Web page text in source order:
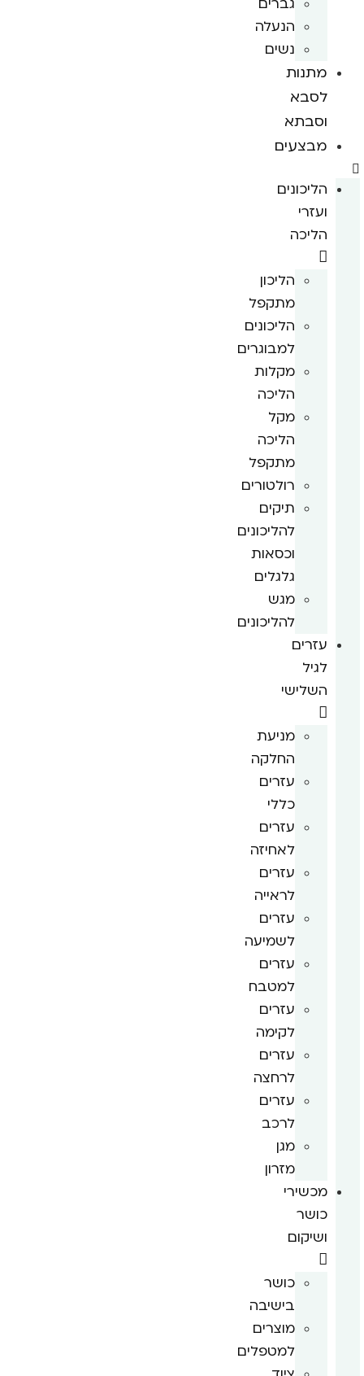
הנעלה
נשים
מתנות
לסבא
וסבתא
מבצעים
הליכונים
ועזרי
הליכה
הליכון
מתקפל
הליכונים
למבוגרים
מקלות
הליכה
מקל
הליכה
מתקפל
רולטורים
תיקים
להליכונים
וכסאות
גלגלים
מגש
להליכונים
עזרים
לגיל
השלישי
מניעת
החלקה
עזרים
כללי
עזרים
לאחיזה
עזרים
לראייה
עזרים
לשמיעה
עזרים
למטבח
עזרים
לקימה
עזרים
לרחצה
עזרים
לרכב
מגן
מזרון
מכשירי
כושר
ושיקום
כושר
בישיבה
מוצרים
למטפלים